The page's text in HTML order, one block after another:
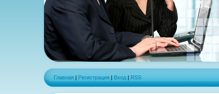
Главная | Регистрация | Вход | RSS